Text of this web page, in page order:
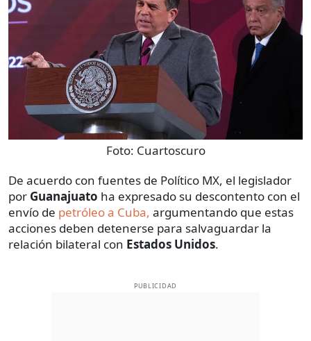
Foto: Cuartoscuro
De acuerdo con fuentes de Político MX, el legislador
por Guanajuato ha expresado su descontento con el
envío de petróleo a Cuba, argumentando que estas
acciones deben detenerse para salvaguardar la
relación bilateral con Estados Unidos.
PUBLICIDAD